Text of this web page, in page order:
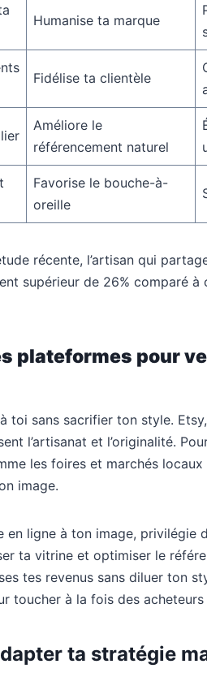
Humanise ta marque
Fidélise ta clientèle
Améliore le
référencement naturel
Favorise le bouche-à-
oreille
récente, l’artisan qui
supérieur de 26% comparé
plateformes pour
toi sans sacrifier ton style.
l’artisanat et l’originalité.
les foires et marchés
image.
en ligne à ton image, privilégie
ta vitrine et optimiser le
tes revenus sans diluer ton
toucher à la fois des
ta stratégie